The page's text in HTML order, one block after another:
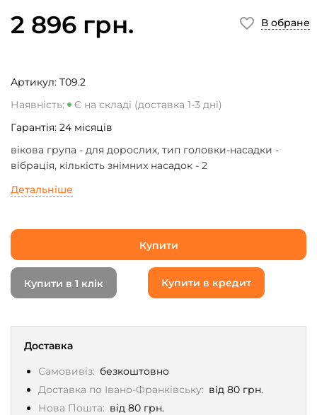
2 896 грн.
Доставка
Самовивіз: безкоштовно
Доставка по Івано-Франківську: від 80 грн.
Нова Пошта: від 80 грн.
Артикул: T09.2
Наявність:
Є на складі (доставка 1-3 дні)
Гарантія: 24 місяців
вікова група - для дорослих, тип головки-насадки -
вібрація, кількість знімних насадок - 2
Детальніше
Купити
Купити в 1 клік Купити в кредит
В обране